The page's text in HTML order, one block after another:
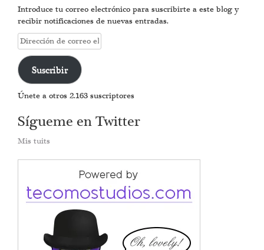
Introduce tu correo electrónico para suscribirte a este blog y
recibir notificaciones de nuevas entradas.
Dirección
de
correo
electrónico
Suscribir
Únete a otros 2.163 suscriptores
Sígueme en Twitter
Mis tuits